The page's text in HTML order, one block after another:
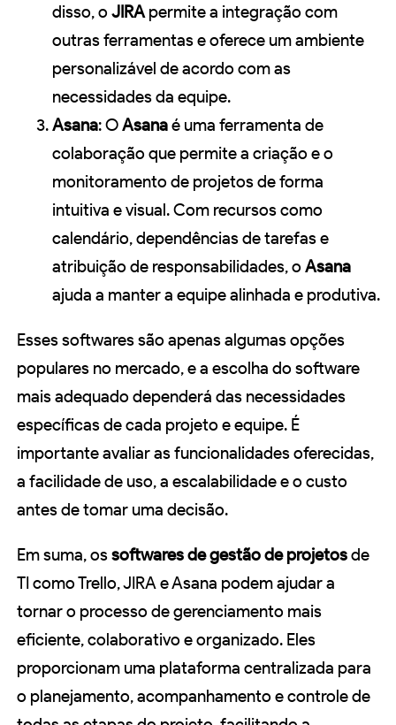
disso, o JIRApermite a integração com
outras ferramentas e oferece um ambiente
personalizável de acordo com as
necessidades da equipe.
Asana: OAsanaé uma ferramenta de
colaboração que permite a criação e o
monitoramento de projetos de forma
intuitiva e visual. Com recursos como
calendário, dependências de tarefas e
atribuição de responsabilidades, o Asana
ajuda a manter a equipe alinhada e produtiva.
Esses softwares são apenas algumas opções
populares no mercado, e a escolha do software
mais adequado dependerá das necessidades
específicas de cada projeto e equipe. É
importante avaliar as funcionalidades oferecidas,
a facilidade de uso, a escalabilidade e o custo
antes de tomar uma decisão.
Em suma, ossoftwares de gestão de projetosde
TI como Trello, JIRA e Asana podem ajudar a
tornar o processo de gerenciamento mais
eficiente, colaborativo e organizado. Eles
proporcionam uma plataforma centralizada para
o planejamento, acompanhamento e controle de